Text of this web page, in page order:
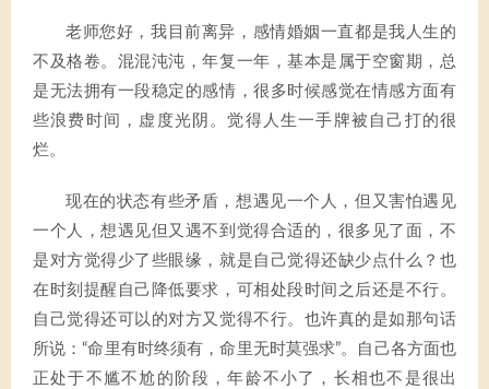
老师您好，我目前离异，感情婚姻一直都是我人生的
不及格卷。混混沌沌，年复一年，基本是属于空窗期，总
是无法拥有一段稳定的感情，很多时候感觉在情感方面有
些浪费时间，虚度光阴。觉得人生一手牌被自己打的很
烂。
现在的状态有些矛盾，想遇见一个人，但又害怕遇见
一个人，想遇见但又遇不到觉得合适的，很多见了面，不
是对方觉得少了些眼缘，就是自己觉得还缺少点什么？也
在时刻提醒自己降低要求，可相处段时间之后还是不行。
自己觉得还可以的对方又觉得不行。也许真的是如那句话
所说：“命里有时终须有，命里无时莫强求”。自己各方面也
正处于不尴不尬的阶段，年龄不小了，长相也不是很出